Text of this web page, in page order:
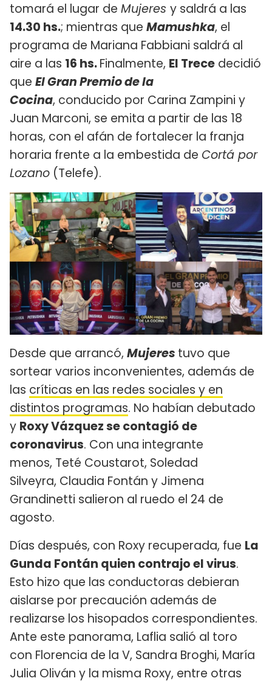
tomará el lugar de Mujeres y saldrá a las
14.30 hs.; mientras que Mamushka, el
programa de Mariana Fabbiani saldrá al
aire a las 16 hs.Finalmente, El Trece decidió
que El Gran Premio de la
Cocina, conducido por Carina Zampini y
Juan Marconi, se emita a partir de las 18
horas, con el afán de fortalecer la franja
horaria frente a la embestida de Cortá por
Lozano (Telefe).
Desde que arrancó, Mujeres tuvo que
sortear varios inconvenientes, además de
las críticas en las redes sociales y en
distintos programas. No habían debutado
y Roxy Vázquez se contagió de
coronavirus. Con una integrante
menos, Teté Coustarot, Soledad
Silveyra, Claudia Fontán y Jimena
Grandinetti salieron al ruedo el 24 de
agosto.
Días después, con Roxy recuperada, fue La
Gunda Fontán quien contrajo el virus.
Esto hizo que las conductoras debieran
aislarse por precaución además de
realizarse los hisopados correspondientes.
Ante este panorama, Laflia salió al toro
con Florencia de la V, Sandra Broghi, María
Julia Oliván y la misma Roxy, entre otras